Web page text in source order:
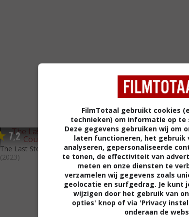
7,2
The Last Stop in Yuma County
(2023)
4,4
FilmTotaal gebruikt cookies
technieken) om informatie op te
Deze gegevens gebruiken wij om
laten functioneren, het gebruik
analyseren, gepersonaliseerde
te tonen, de effectiviteit van
meten en onze diensten te
verzamelen wij gegevens zoals
geolocatie en surfgedrag. Je kunt
wijzigen door het gebruik van
opties' knop of via 'Privacy
onderaan de